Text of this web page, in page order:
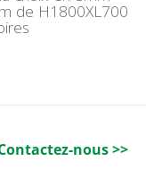
de H1800XL700
nous >>